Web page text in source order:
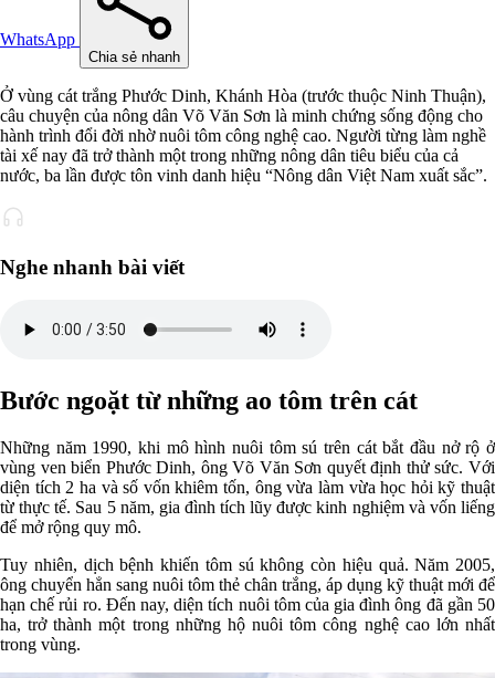
WhatsApp
Chia sẻ nhanh
Ở vùng cát trắng Phước Dinh, Khánh Hòa (trước thuộc Ninh Thuận),
câu chuyện của nông dân Võ Văn Sơn là minh chứng sống động cho
hành trình đổi đời nhờ nuôi tôm công nghệ cao. Người từng làm nghề
tài xế nay đã trở thành một trong những nông dân tiêu biểu của cả
nước, ba lần được tôn vinh danh hiệu “Nông dân Việt Nam xuất sắc”.
Nghe nhanh bài viết
Bước ngoặt từ những ao tôm trên cát
Những năm 1990, khi mô hình nuôi tôm sú trên cát bắt đầu nở rộ ở
vùng ven biển Phước Dinh, ông Võ Văn Sơn quyết định thử sức. Với
diện tích 2 ha và số vốn khiêm tốn, ông vừa làm vừa học hỏi kỹ thuật
từ thực tế. Sau 5 năm, gia đình tích lũy được kinh nghiệm và vốn liếng
để mở rộng quy mô.
Tuy nhiên, dịch bệnh khiến tôm sú không còn hiệu quả. Năm 2005,
ông chuyển hẳn sang nuôi tôm thẻ chân trắng, áp dụng kỹ thuật mới để
hạn chế rủi ro. Đến nay, diện tích nuôi tôm của gia đình ông đã gần 50
ha, trở thành một trong những hộ nuôi tôm công nghệ cao lớn nhất
trong vùng.